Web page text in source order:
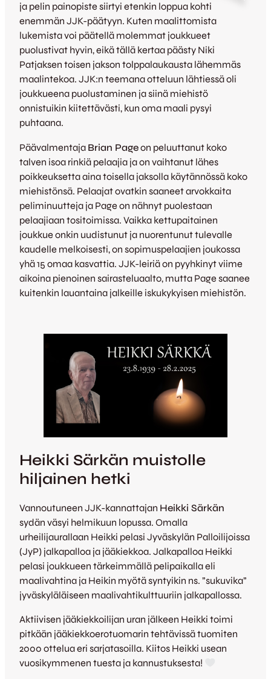
ja pelin painopiste siirtyi etenkin loppua kohti
enemmän JJK-päätyyn. Kuten maalittomista
lukemista voi päätellä molemmat joukkueet
puolustivat hyvin, eikä tällä kertaa päästy Niki
Patjaksen toisen jakson tolppalaukausta lähemmäs
maalintekoa. JJK:n teemana otteluun lähtiessä oli
joukkueena puolustaminen ja siinä miehistö
onnistuikin kiitettävästi, kun oma maali pysyi
puhtaana.
Päävalmentaja Brian Pageon peluuttanut koko
talven isoa rinkiä pelaajia ja on vaihtanut lähes
poikkeuksetta aina toisella jaksolla käytännössä koko
miehistönsä. Pelaajat ovatkin saaneet arvokkaita
peliminuutteja ja Page on nähnyt puolestaan
pelaajiaan tositoimissa. Vaikka kettupaitainen
joukkue onkin uudistunut ja nuorentunut tulevalle
kaudelle melkoisesti, on sopimuspelaajien joukossa
yhä 15 omaa kasvattia. JJK-leiriä on pyyhkinyt viime
aikoina pienoinen sairasteluaalto, mutta Page saanee
kuitenkin lauantaina jalkeille iskukykyisen miehistön.
Heikki Särkän muistolle
hiljainen hetki
Vannoutuneen JJK-kannattajan Heikki Särkän
sydän väsyi helmikuun lopussa. Omalla
urheilijaurallaan Heikki pelasi Jyväskylän Palloilijoissa
(JyP) jalkapalloa ja jääkiekkoa. Jalkapalloa Heikki
pelasi joukkueen tärkeimmällä pelipaikalla eli
maalivahtina ja Heikin myötä syntyikin ns. ”sukuvika”
jyväskyläläiseen maalivahtikulttuuriin jalkapallossa.
Aktiivisen jääkiekkoilijan uran jälkeen Heikki toimi
pitkään jääkiekkoerotuomarin tehtävissä tuomiten
2000 ottelua eri sarjatasoilla. Kiitos Heikki usean
vuosikymmenen tuesta ja kannustuksesta!